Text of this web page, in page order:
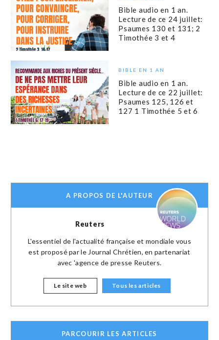
Bible audio en 1 an.
Lecture de ce 24 juillet:
Psaumes 130 et 131; 2
Timothée 3 et 4
BIBLE EN 1 AN
Bible audio en 1 an.
Lecture de ce 22 juillet:
Psaumes 125, 126 et
127 1 Timothée 5 et 6
A PROPOS DE L'AUTEUR
Reuters
L'essentiel de l'actualité française et mondiale vous
est proposé par le Journal Chrétien, en partenariat
avec 'agence de presse Reuters.
Le site web Tous les articles
PARCOURIR LES ARTICLES